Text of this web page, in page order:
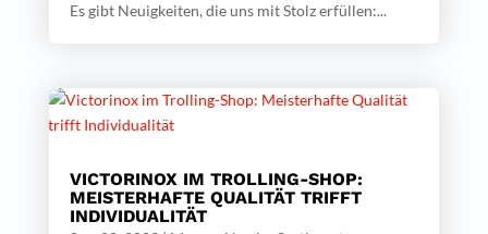
Es gibt Neuigkeiten, die uns mit Stolz erfüllen:...
VICTORINOX IM TROLLING-SHOP:
MEISTERHAFTE QUALITÄT TRIFFT
INDIVIDUALITÄT